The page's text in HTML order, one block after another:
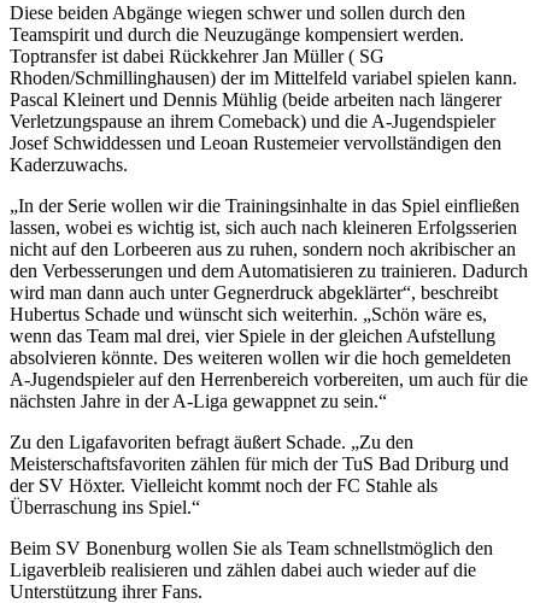
Diese beiden Abgänge wiegen schwer und sollen durch den
Teamspirit und durch die Neuzugänge kompensiert werden.
Toptransfer ist dabei Rückkehrer Jan Müller ( SG
Rhoden/Schmillinghausen) der im Mittelfeld variabel spielen kann.
Pascal Klei­nert und Dennis Mühlig (beide arbeiten nach längerer
Verletzungspause an ihrem Comeback) und die A-Jugendspieler
Josef Schwiddessen und Leoan Rustemeier vervollständigen den
Kaderzuwachs.
„In der Serie wollen wir die Trainingsinhalte in das Spiel einfließen
lassen, wobei es wichtig ist, sich auch nach kleineren Erfolgsserien
nicht auf den Lorbeeren aus zu ruhen, sondern noch akribischer an
den Verbesserungen und dem Automatisieren zu trainieren. Dadurch
wird man dann auch unter Gegnerdruck abgeklärter“, beschreibt
Hubertus Schade und wünscht sich weiterhin. „Schön wäre es,
wenn das Team mal drei, vier Spiele in der gleichen Aufstellung
absolvieren könnte. Des weiteren wollen wir die hoch gemeldeten
A-Jugendspieler auf den Herrenbereich vorbereiten, um auch für die
nächsten Jahre in der A-Liga gewappnet zu sein.“
Zu den Ligafavoriten befragt äußert Schade. „Zu den
Meisterschaftsfavoriten zählen für mich der TuS Bad Driburg und
der SV Höxter. Vielleicht kommt noch der FC Stahle als
Überraschung ins Spiel.“
Beim SV Bonenburg wollen Sie als Team schnellstmöglich den
Ligaverbleib realisieren und zählen dabei auch wieder auf die
Unterstützung ihrer Fans.